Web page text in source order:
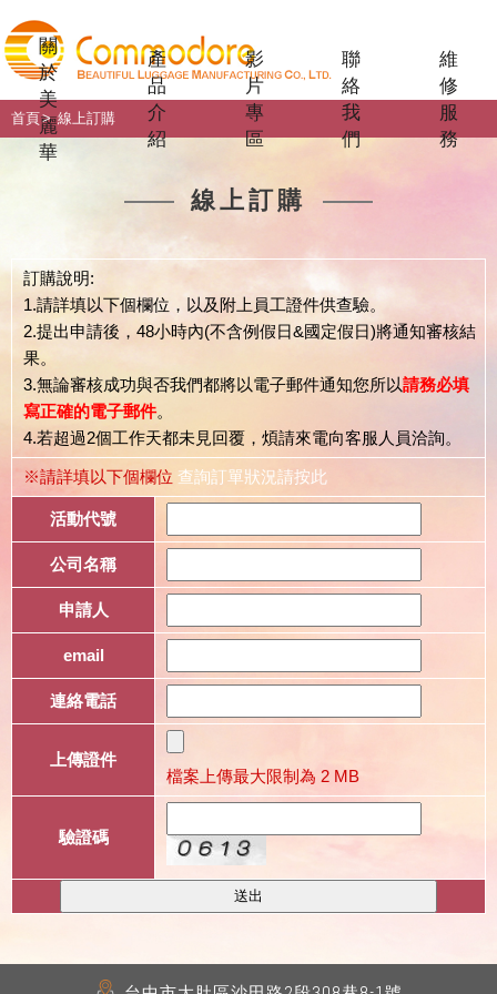
關
於
美
麗
華
產
品
介
紹
影
片
專
區
聯
絡
我
們
維
修
服
務
首頁 線上訂購
線上訂購
訂購說明:
1.請詳填以下個欄位，以及附上員工證件供查驗。
2.提出申請後，48小時內(不含例假日&國定假日)將通知審核結
果。
3.無論審核成功與否我們都將以電子郵件通知您所以請務必填
寫正確的電子郵件。
4.若超過2個工作天都未見回覆，煩請來電向客服人員洽詢。
※請詳填以下個欄位 查詢訂單狀況請按此
活動代號
公司名稱
申請人
email
連絡電話
上傳證件
檔案上傳最大限制為 2 MB
驗證碼